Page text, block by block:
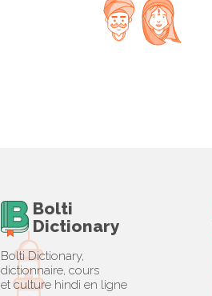
Bolti
Dictionary
Bolti Dictionary,
dictionnaire, cours
et culture hindi en ligne